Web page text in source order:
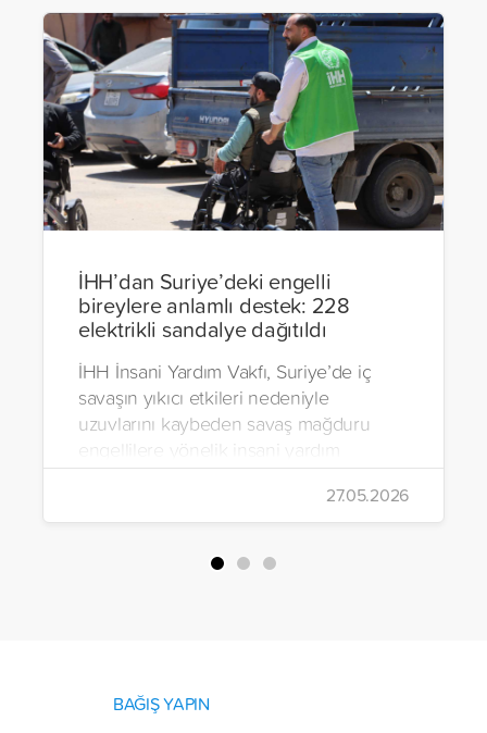
İHH’dan Suriye’deki engelli
bireylere anlamlı destek: 228
elektrikli sandalye dağıtıldı
İHH İnsani Yardım Vakfı, Suriye’de iç
savaşın yıkıcı etkileri nedeniyle
uzuvlarını kaybeden savaş mağduru
engellilere yönelik insani yardım
çalışmalarını aralıksız sürdürüyor. Vakıf,
yürütülen son projeyle Suriye’nin Şam,
Halep, Hama, Humus ve İdlib
bölgelerinde zor şartlarda yaşayan
27.05.2026
BAĞIŞ YAPIN